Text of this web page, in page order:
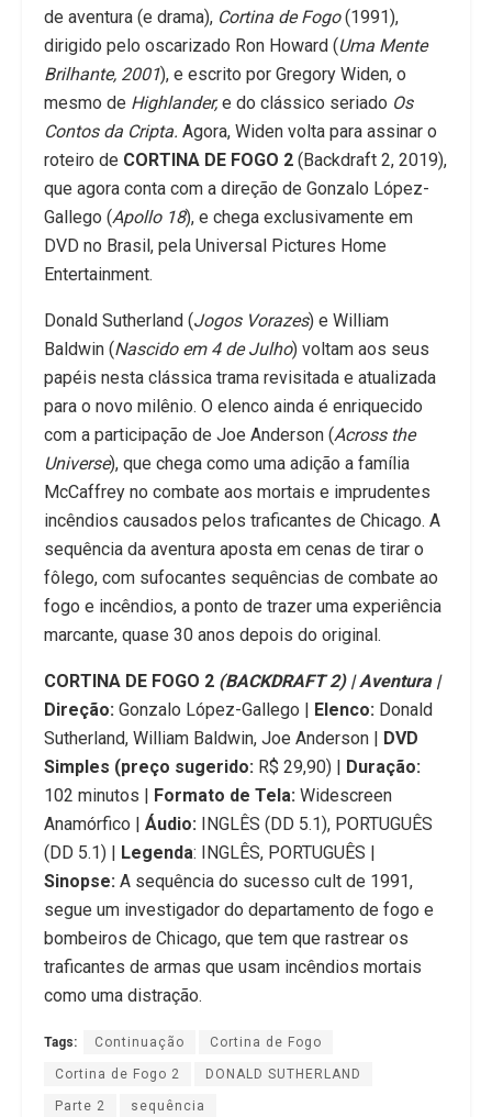
de aventura (e drama), Cortina de Fogo(1991),
dirigido pelo oscarizado Ron Howard (Uma Mente
Brilhante, 2001), e escrito por Gregory Widen, o
mesmo de Highlander,e do clássico seriado Os
Contos da Cripta. Agora, Widen volta para assinar o
roteiro de CORTINA DE FOGO 2 (Backdraft 2, 2019),
que agora conta com a direção de Gonzalo López-
Gallego (Apollo 18), e chega exclusivamente em
DVD no Brasil, pela Universal Pictures Home
Entertainment.
Donald Sutherland (Jogos Vorazes) e William
Baldwin (Nascido em 4 de Julho) voltam aos seus
papéis nesta clássica trama revisitada e atualizada
para o novo milênio. O elenco ainda é enriquecido
com a participação de Joe Anderson (Across the
Universe), que chega como uma adição a família
McCaffrey no combate aos mortais e imprudentes
incêndios causados pelos traficantes de Chicago. A
sequência da aventura aposta em cenas de tirar o
fôlego, com sufocantes sequências de combate ao
fogo e incêndios, a ponto de trazer uma experiência
marcante, quase 30 anos depois do original.
CORTINA DE FOGO 2 (BACKDRAFT 2) | Aventura |
Direção: Gonzalo López-Gallego | Elenco: Donald
Sutherland, William Baldwin, Joe Anderson | DVD
Simples (preço sugerido: R$ 29,90) | Duração:
102 minutos | Formato de Tela: Widescreen
Anamórfico | Áudio: INGLÊS (DD 5.1), PORTUGUÊS
(DD 5.1) | Legenda: INGLÊS, PORTUGUÊS |
Sinopse: A sequência do sucesso cult de 1991,
segue um investigador do departamento de fogo e
bombeiros de Chicago, que tem que rastrear os
traficantes de armas que usam incêndios mortais
como uma distração.
Tags: Continuação Cortina de Fogo
Cortina de Fogo 2 DONALD SUTHERLAND
Parte 2 sequência